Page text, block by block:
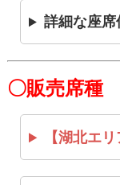
詳細な座席
〇販売席種
【湖北エ